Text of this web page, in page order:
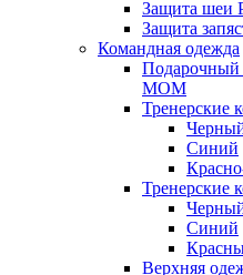
Защита шеи
Защита
Командная одежда
Подарочный
MOM
Тренерские
Синий
Тренерские
Синий
Верхняя